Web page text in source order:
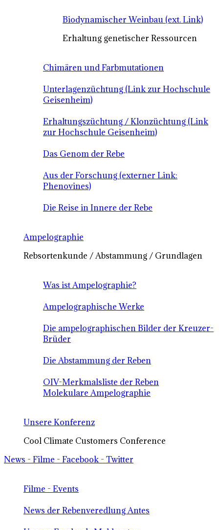
Biodynamischer Weinbau (ext. Link)
Erhaltung genetischer Ressourcen
Chimären und Farbmutationen
Unterlagenzüchtung (Link zur Hochschule
Geisenheim)
Erhaltungszüchtung / Klonzüchtung (Link
zur Hochschule Geisenheim)
Das Genom der Rebe
Aus der Forschung (externer Link:
Phenovines)
Die Reise in Innere der Rebe
Ampelographie
Rebsortenkunde / Abstammung / Grundlagen
Was ist Ampelographie?
Ampelographische Werke
Die ampelographischen Bilder der Kreuzer-
Brüder
Die Abstammung der Reben
OIV-Merkmalsliste der Reben
Molekulare Ampelographie
Unsere Konferenz
Cool Climate Customers Conference
News - Filme - Facebook - Twitter
Filme - Events
News der Rebenveredlung Antes